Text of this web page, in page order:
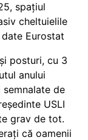
spațiul
cheltuielile
Eurostat
posturi, cu 3
anului
de
USLI
grav de tot.
că oamenii